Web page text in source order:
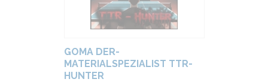
GOMA DER-
MATERIALSPEZIALIST TTR-
HUNTER